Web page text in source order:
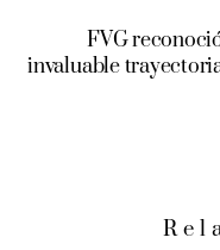
FVG
invaluable